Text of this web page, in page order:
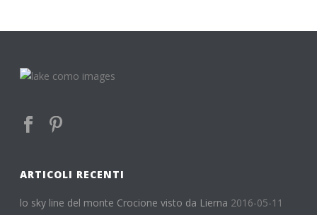
ARTICOLI RECENTI
lo sky line del monte Crocione visto da Lierna 2016-05-11